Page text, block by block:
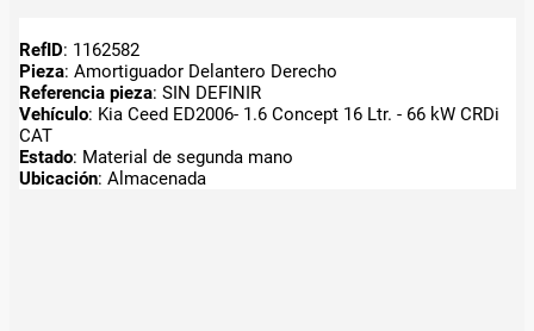
RefID: 1162582
Pieza: Amortiguador Delantero Derecho
Referencia pieza: SIN DEFINIR
Vehículo: Kia Ceed ED2006- 1.6 Concept 16 Ltr. - 66 kW CRDi
CAT
Estado: Material de segunda mano
Ubicación: Almacenada